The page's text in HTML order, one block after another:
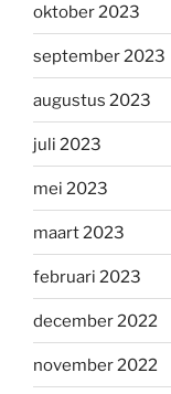
oktober 2023
september 2023
augustus 2023
juli 2023
mei 2023
maart 2023
februari 2023
december 2022
november 2022